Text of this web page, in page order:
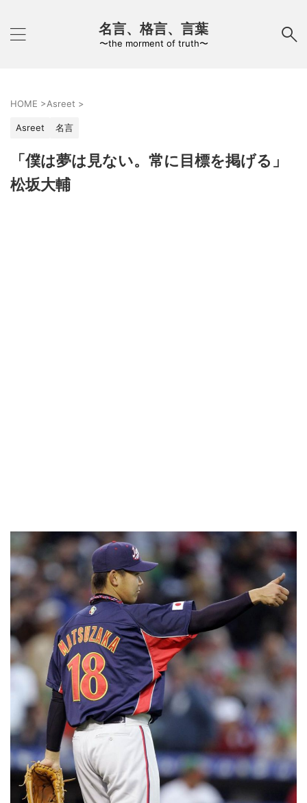
名言、格言、言葉
〜the morment of truth〜
HOME >Asreet >
Asreet 名言
「僕は夢は見ない。常に目標を掲げる」
松坂大輔